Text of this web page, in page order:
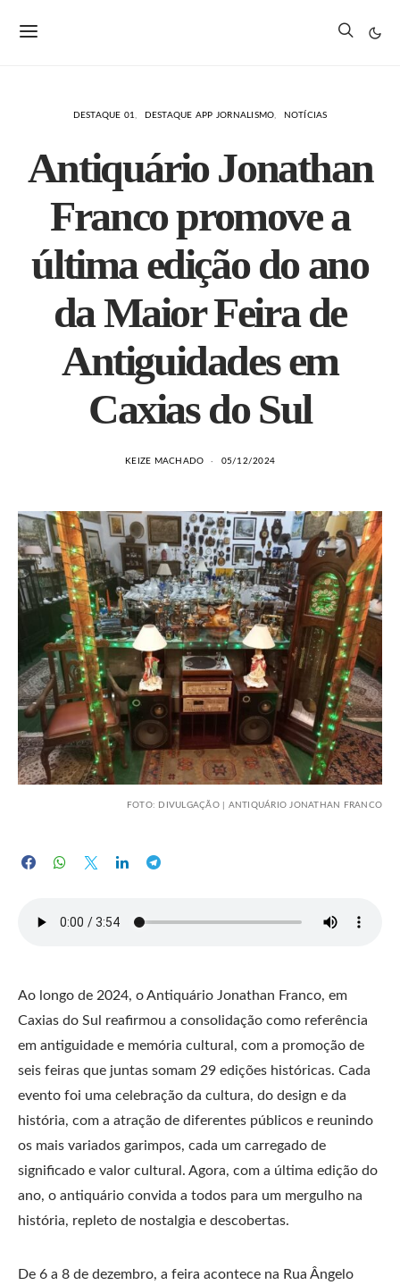
DESTAQUE 01 DESTAQUE APP JORNALISMO NOTÍCIAS
Antiquário Jonathan
Franco promove a
última edição do ano
da Maior Feira de
Antiguidades em
Caxias do Sul
KEIZE MACHADO 05/12/2024
FOTO: DIVULGAÇÃO | ANTIQUÁRIO JONATHAN FRANCO
Ao longo de 2024, o Antiquário Jonathan Franco, em
Caxias do Sul reafirmou a consolidação como referência
em antiguidade e memória cultural, com a promoção de
seis feiras que juntas somam 29 edições históricas. Cada
evento foi uma celebração da cultura, do design e da
história, com a atração de diferentes públicos e reunindo
os mais variados garimpos, cada um carregado de
significado e valor cultural. Agora, com a última edição do
ano, o antiquário convida a todos para um mergulho na
história, repleto de nostalgia e descobertas.
De 6 a 8 de dezembro, a feira acontece na Rua Ângelo